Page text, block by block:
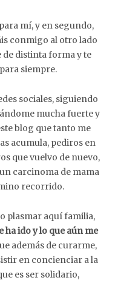
mí, y en segundo,
conmigo al otro lado
de distinta forma y te
siempre.
sociales, siguiendo
mucha fuerte y
blog que tanto me
acumula, pediros en
que vuelvo de nuevo,
carcinoma de mama
recorrido.
plasmar aquí familia,
ha ido y lo que aún me
además de curarme,
en concienciar a la
es ser solidario,